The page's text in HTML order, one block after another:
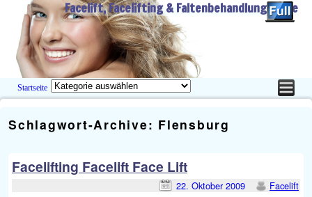
Facelift, Facelifting & Faltenbehandlung Guide
Startseite
Schlagwort-Archive: Flensburg
Facelifting Facelift Face Lift
22. Oktober 2009 Facelift